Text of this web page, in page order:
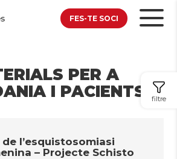
FES-TE SOCI
PER A
I PACIENTS
filtre
l’esquistosomiasi
– Projecte Schisto